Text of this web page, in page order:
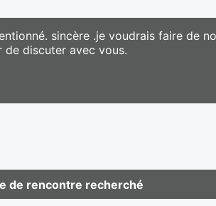
sincère .je voudrais faire de
de discuter avec vous.
de rencontre recherché